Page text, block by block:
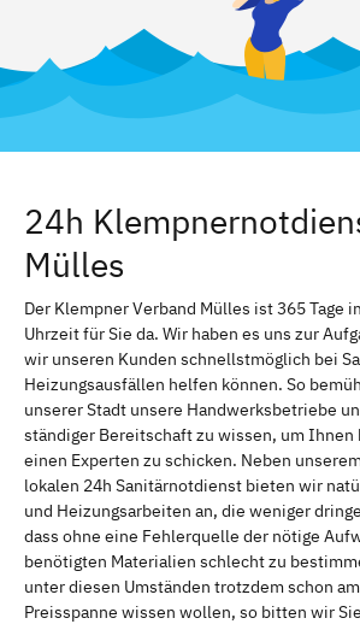
24h
Mülles
Der Klempner Verband Mülles ist 365 Tage
Uhrzeit für Sie da. Wir haben es uns zur
wir unseren Kunden schnellstmöglich bei
Heizungsausfällen helfen können. So
unserer Stadt unsere Handwerksbetriebe
ständiger Bereitschaft zu wissen, um
einen Experten zu schicken. Neben
lokalen 24h Sanitärnotdienst bieten wir
und Heizungsarbeiten an, die weniger
dass ohne eine Fehlerquelle der nötige
benötigten Materialien schlecht zu
unter diesen Umständen trotzdem schon
Preisspanne wissen wollen, so bitten wir